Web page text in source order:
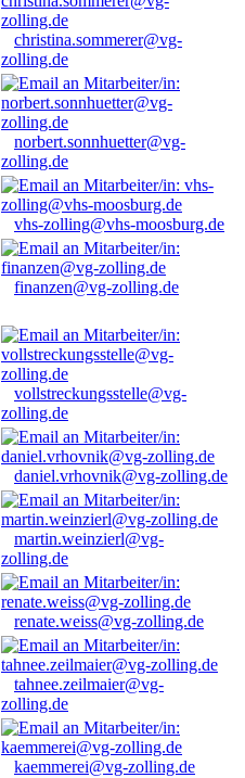
christina.sommerer@vg-
zolling.de
norbert.sonnhuetter@vg-
zolling.de
vhs-zolling@vhs-moosburg.de
finanzen@vg-zolling.de
vollstreckungsstelle@vg-
zolling.de
daniel.vrhovnik@vg-zolling.de
martin.weinzierl@vg-
zolling.de
renate.weiss@vg-zolling.de
tahnee.zeilmaier@vg-
zolling.de
kaemmerei@vg-zolling.de